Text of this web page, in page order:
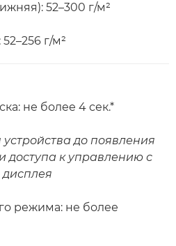
52–300 г/м²
г/м²
не более 4 сек.*
до появления
доступа к управлению с
режима: не более